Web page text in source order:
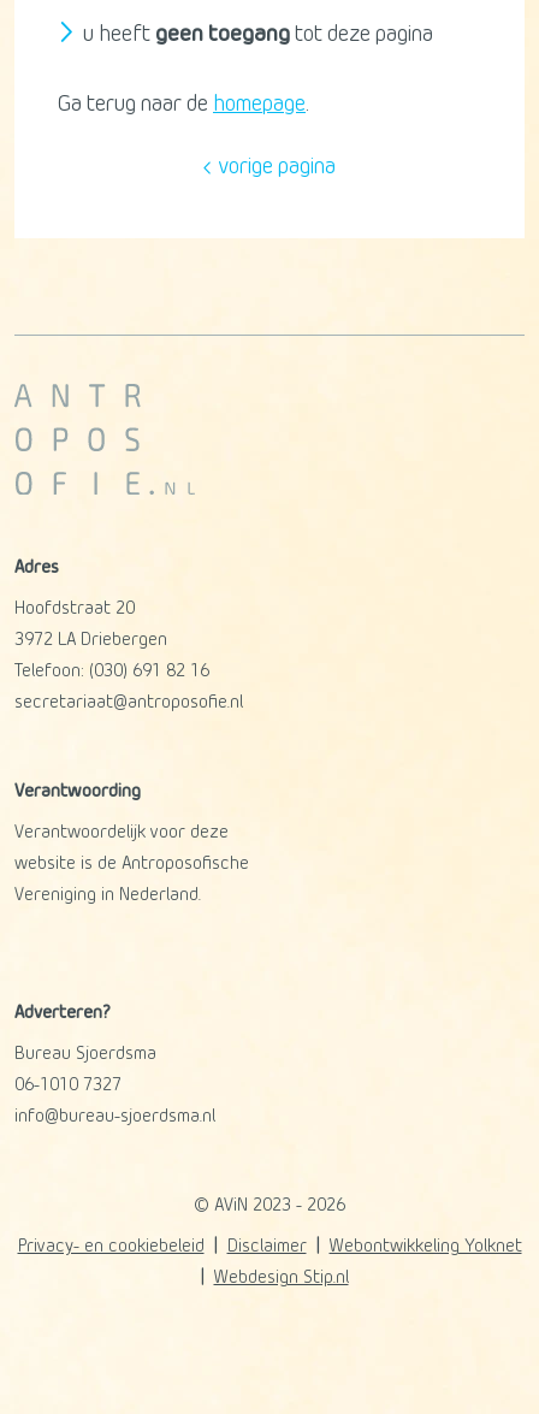
u heeft geen toegang tot deze pagina
Ga terug naar de homepage.
vorige pagina
Adres
Hoofdstraat 20
3972 LA
Driebergen
Telefoon: (030) 691 82 16
secretariaat@antroposofie.nl
Verantwoording
Verantwoordelijk voor deze
website is de Antroposofische
Vereniging in Nederland.
Adverteren?
Bureau Sjoerdsma
06-1010 7327
info@bureau-sjoerdsma.nl
© AViN 2023 - 2026
Privacy- en cookiebeleid Disclaimer
Webontwikkeling Yolknet
Webdesign Stip.nl